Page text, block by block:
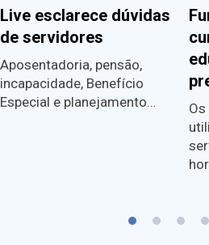
Live esclarece dúvidas
de servidores
Aposentadoria, pensão,
incapacidade, Benefício
Especial e planejamento…